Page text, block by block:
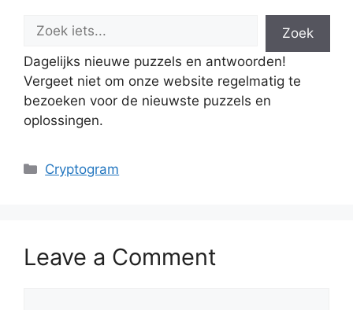
Zoek
Dagelijks nieuwe puzzels en antwoorden!
Vergeet niet om onze website regelmatig te
bezoeken voor de nieuwste puzzels en
oplossingen.
Categories
Cryptogram
Leave a Comment